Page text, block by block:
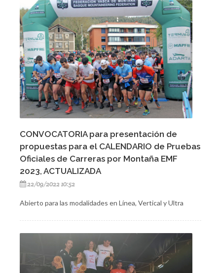
CONVOCATORIA para presentación de
propuestas para el CALENDARIO de Pruebas
Oficiales de Carreras por Montaña EMF
2023, ACTUALIZADA
22/09/2022 10:52
Abierto para las modalidades en Línea, Vertical y Ultra